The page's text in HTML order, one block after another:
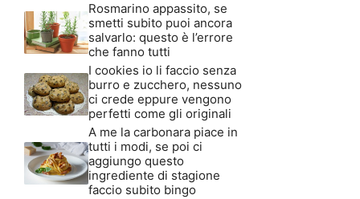
Rosmarino appassito, se
smetti subito puoi ancora
salvarlo: questo è l’errore
che fanno tutti
I cookies io li faccio senza
burro e zucchero, nessuno
ci crede eppure vengono
perfetti come gli originali
A me la carbonara piace in
tutti i modi, se poi ci
aggiungo questo
ingrediente di stagione
faccio subito bingo